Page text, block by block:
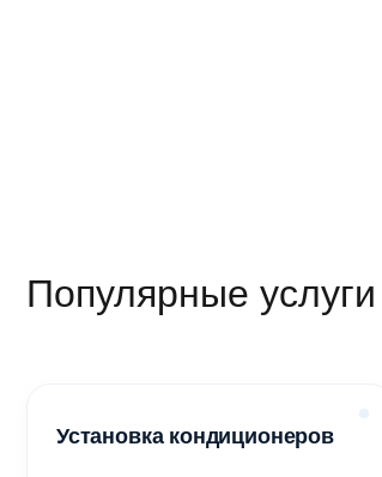
Популярные услуги
Установка кондиционеров